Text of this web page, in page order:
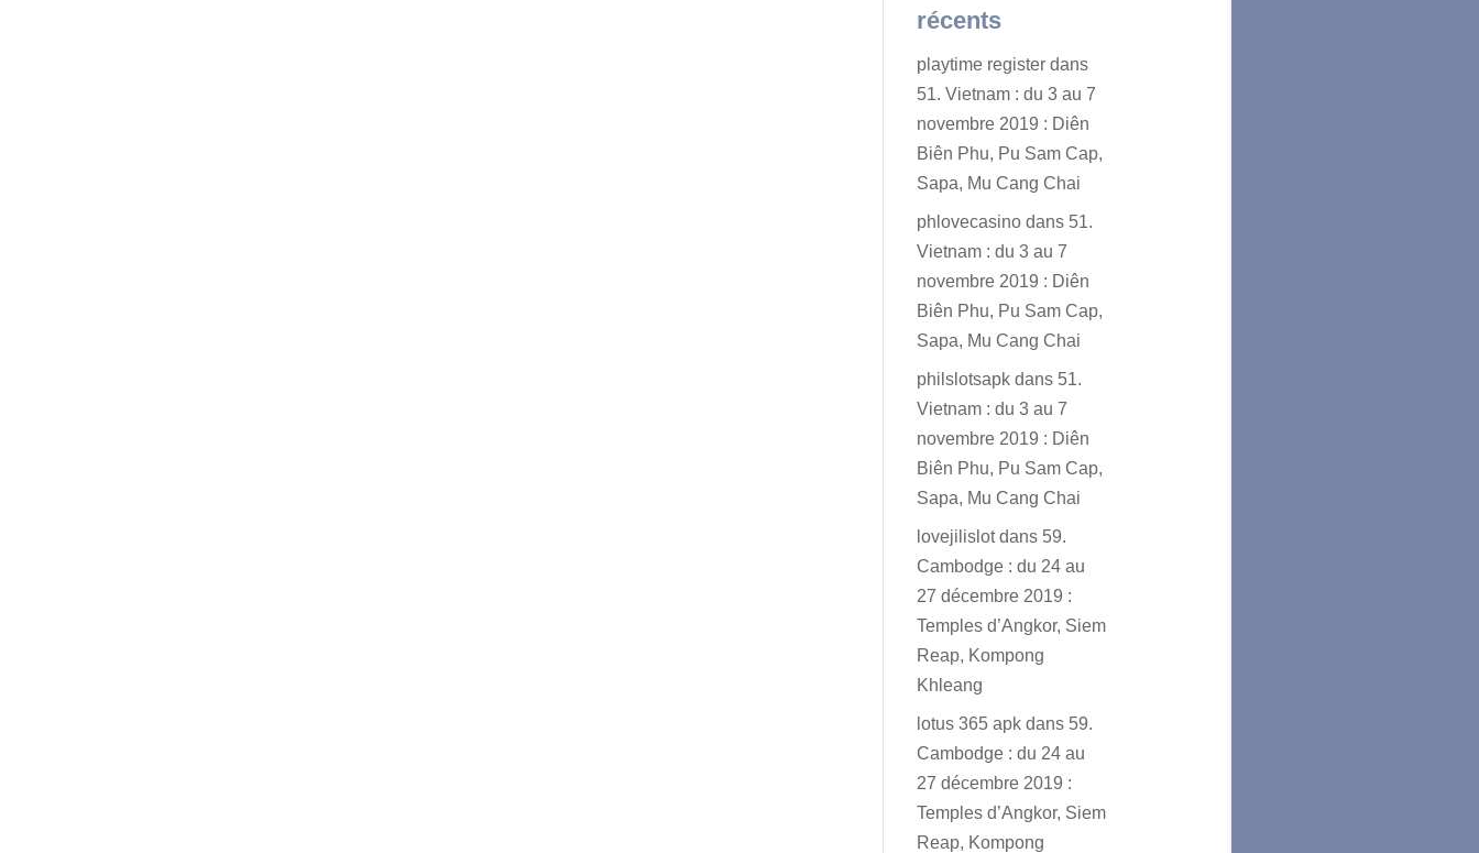
récents
playtime register dans
51. Vietnam : du 3 au 7
novembre 2019 : Diên
Biên Phu, Pu Sam Cap,
Sapa, Mu Cang Chai
phlovecasino dans 51.
Vietnam : du 3 au 7
novembre 2019 : Diên
Biên Phu, Pu Sam Cap,
Sapa, Mu Cang Chai
philslotsapk dans 51.
Vietnam : du 3 au 7
novembre 2019 : Diên
Biên Phu, Pu Sam Cap,
Sapa, Mu Cang Chai
lovejilislotdans 59.
Cambodge : du 24 au
27 décembre 2019 :
Temples d’Angkor, Siem
Reap, Kompong
Khleang
lotus 365 apk dans 59.
Cambodge : du 24 au
27 décembre 2019 :
Temples d’Angkor, Siem
Reap, Kompong